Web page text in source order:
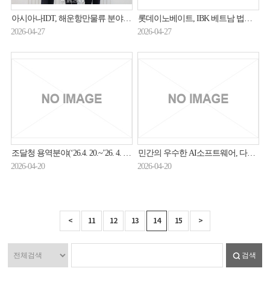
아시아나IDT, 해운항만물류 분야 중대재해 예방 도우미 박차
2026-04-27
롯데이노베이트, IBK 베트남 법인 IT 프로젝트 수주
2026-04-27
조달청 용역분야(‘26.4. 20.~’26. 4. 30.) 입찰동향
2026-04-20
민간의 우수한 AI소프트웨어, 다수공급자계약으로 공공시장에 더 빠르게 진입한다
2026-04-20
< 11 12 13 14 15 >
검색